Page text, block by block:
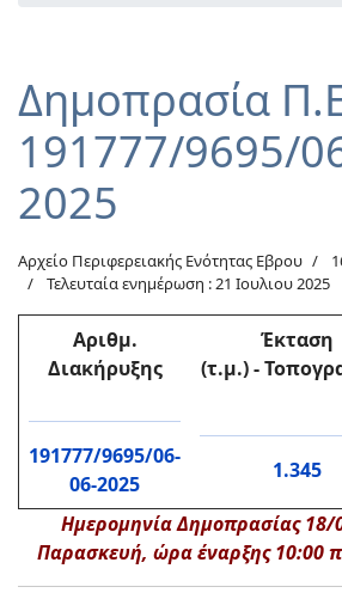
Δημοπρασία
191777/9695/
2025
Αρχείο Περιφερειακής Ενότητας Εβρου
Τελευταία ενημέρωση : 21 Ιουλιου 2025
Αριθμ.
Διακήρυξης
Έκταση
(τ.μ.) -
191777/9695/06-
06-2025
1.345
Ημερομηνία Δημοπρασίας
Παρασκευή, ώρα έναρξης 10:00